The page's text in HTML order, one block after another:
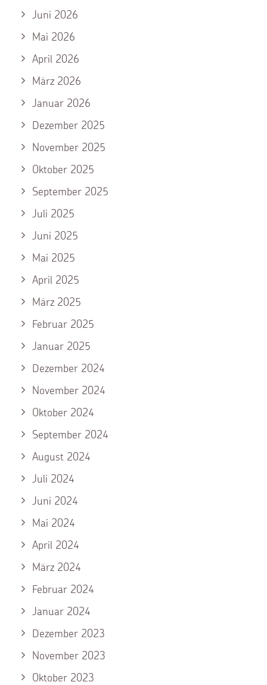
Juni 2026
Mai 2026
April 2026
März 2026
Januar 2026
Dezember 2025
November 2025
Oktober 2025
September 2025
Juli 2025
Juni 2025
Mai 2025
April 2025
März 2025
Februar 2025
Januar 2025
Dezember 2024
November 2024
Oktober 2024
September 2024
August 2024
Juli 2024
Juni 2024
Mai 2024
April 2024
März 2024
Februar 2024
Januar 2024
Dezember 2023
November 2023
Oktober 2023